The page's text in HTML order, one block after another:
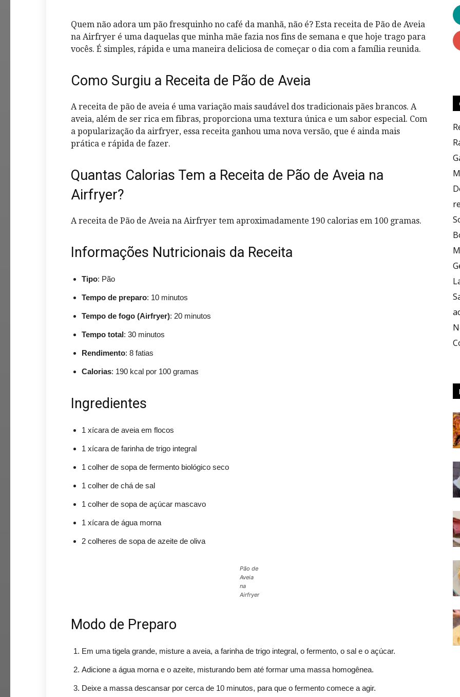
Quem não adora um pão fresquinho no café da manhã, não é? Esta receita de Pão de Aveia
na Airfryer é uma daquelas que minha mãe fazia nos fins de semana e que hoje trago para
vocês. É simples, rápida e uma maneira deliciosa de começar o dia com a família reunida.
Como Surgiu a Receita de Pão de Aveia
A receita de pão de aveia é uma variação mais saudável dos tradicionais pães brancos. A
aveia, além de ser rica em fibras, proporciona uma textura única e um sabor especial. Com
a popularização da airfryer, essa receita ganhou uma nova versão, que é ainda mais
prática e rápida de fazer.
Quantas Calorias Tem a Receita de Pão de Aveia na
Airfryer?
A receita de Pão de Aveia na Airfryer tem aproximadamente 190 calorias em 100 gramas.
Informações Nutricionais da Receita
Tipo: Pão
Tempo de preparo: 10 minutos
Tempo de fogo (Airfryer): 20 minutos
Tempo total: 30 minutos
Rendimento: 8 fatias
Calorias: 190 kcal por 100 gramas
Ingredientes
1 xícara de aveia em flocos
1 xícara de farinha de trigo integral
1 colher de sopa de fermento biológico seco
1 colher de chá de sal
1 colher de sopa de açúcar mascavo
1 xícara de água morna
2 colheres de sopa de azeite de oliva
Pão de
Aveia
na
Airfryer
Modo de Preparo
Em uma tigela grande, misture a aveia, a farinha de trigo integral, o fermento, o sal e o açúcar.
Adicione a água morna e o azeite, misturando bem até formar uma massa homogênea.
Deixe a massa descansar por cerca de 10 minutos, para que o fermento comece a agir.